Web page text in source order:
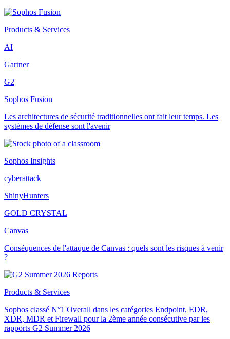
Products & Services
AI
Gartner
G2
Sophos Fusion
Les architectures de sécurité traditionnelles ont fait leur temps. Les
systèmes de défense sont l'avenir
Sophos Insights
cyberattack
ShinyHunters
GOLD CRYSTAL
Canvas
Conséquences de l'attaque de Canvas : quels sont les risques à venir
?
Products & Services
Sophos classé N°1 Overall dans les catégories Endpoint, EDR,
XDR, MDR et Firewall pour la 2ème année consécutive par les
rapports G2 Summer 2026